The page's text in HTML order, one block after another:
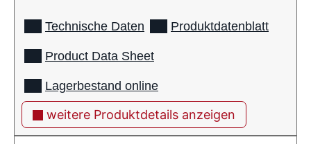
Technische Daten Produktdatenblatt
Product Data Sheet
Lagerbestand online
weitere Produktdetails anzeigen